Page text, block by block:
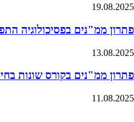
19.08.2025
פתרון ממ"נים בפסיכולוגיה
13.08.2025
פתרון ממ"נים בקורס שונות
11.08.2025